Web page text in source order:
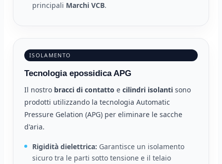
principali Marchi VCB.
ISOLAMENTO
Tecnologia epossidica APG
Il nostro bracci di contatto e cilindri isolanti sono
prodotti utilizzando la tecnologia Automatic
Pressure Gelation (APG) per eliminare le sacche
d'aria.
Rigidità dielettrica: Garantisce un isolamento
sicuro tra le parti sotto tensione e il telaio